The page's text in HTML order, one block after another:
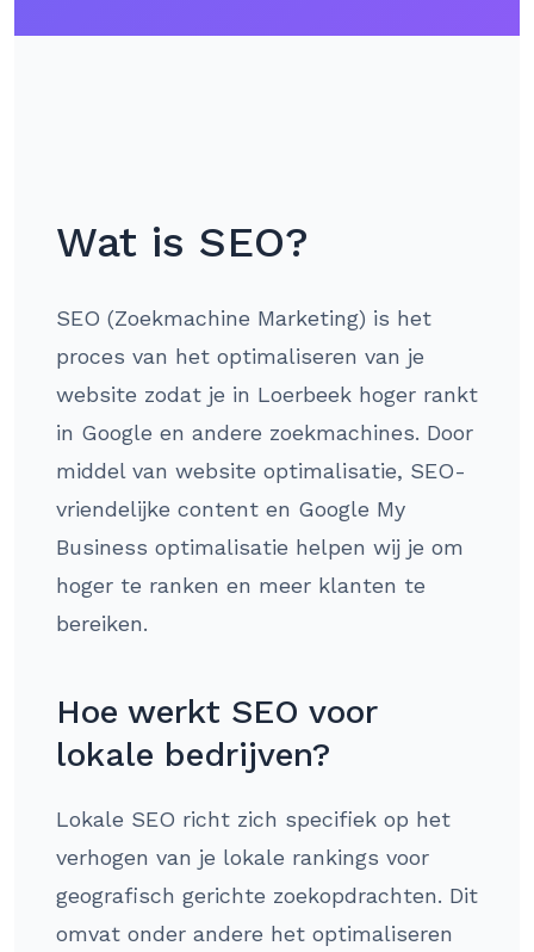
Wat is SEO?
SEO (Zoekmachine Marketing) is het
proces van het optimaliseren van je
website zodat je in Loerbeek hoger rankt
in Google en andere zoekmachines. Door
middel van website optimalisatie, SEO-
vriendelijke content en Google My
Business optimalisatie helpen wij je om
hoger te ranken en meer klanten te
bereiken.
Hoe werkt SEO voor
lokale bedrijven?
Lokale SEO richt zich specifiek op het
verhogen van je lokale rankings voor
geografisch gerichte zoekopdrachten. Dit
omvat onder andere het optimaliseren